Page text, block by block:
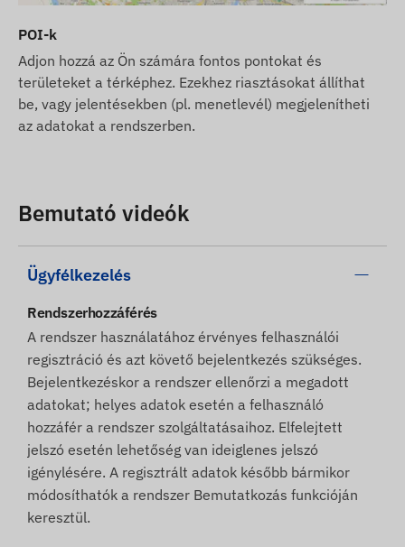
POI-k
Adjon hozzá az Ön számára fontos pontokat és
területeket a térképhez. Ezekhez riasztásokat állíthat
be, vagy jelentésekben (pl. menetlevél) megjelenítheti
az adatokat a rendszerben.
Bemutató videók
Ügyfélkezelés
Rendszerhozzáférés
A rendszer használatához érvényes felhasználói
regisztráció és azt követő bejelentkezés szükséges.
Bejelentkezéskor a rendszer ellenőrzi a megadott
adatokat; helyes adatok esetén a felhasználó
hozzáfér a rendszer szolgáltatásaihoz. Elfelejtett
jelszó esetén lehetőség van ideiglenes jelszó
igénylésére. A regisztrált adatok később bármikor
módosíthatók a rendszer Bemutatkozás funkcióján
keresztül.